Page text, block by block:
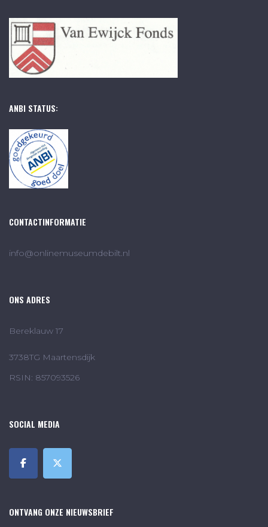
ANBI STATUS:
CONTACTINFORMATIE
info@onlinemuseumdebilt.nl
ONS ADRES
Bereklauw 17
3738TG Maartensdijk
RSIN: 857093526
SOCIAL MEDIA
ONTVANG ONZE NIEUWSBRIEF